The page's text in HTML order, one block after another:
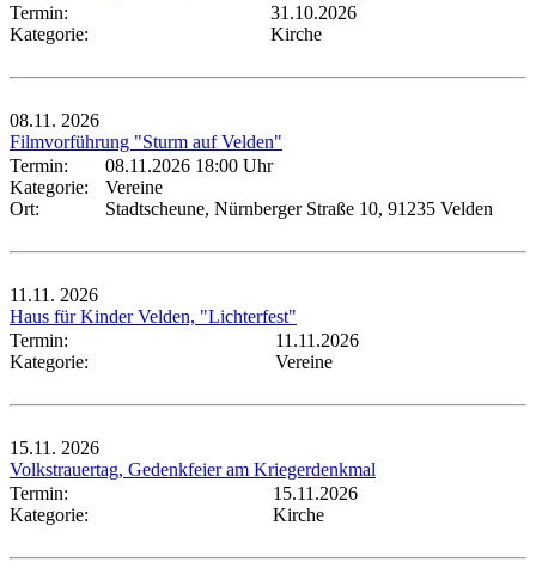
Termin:
31.10.2026
Kategorie:
Kirche
08.11. 2026
Filmvorführung "Sturm auf Velden"
Termin:
08.11.2026 18:00 Uhr
Kategorie:
Vereine
Ort:
Stadtscheune, Nürnberger Straße 10, 91235 Velden
11.11. 2026
Haus für Kinder Velden, "Lichterfest"
Termin:
11.11.2026
Kategorie:
Vereine
15.11. 2026
Volkstrauertag, Gedenkfeier am Kriegerdenkmal
Termin:
15.11.2026
Kategorie:
Kirche